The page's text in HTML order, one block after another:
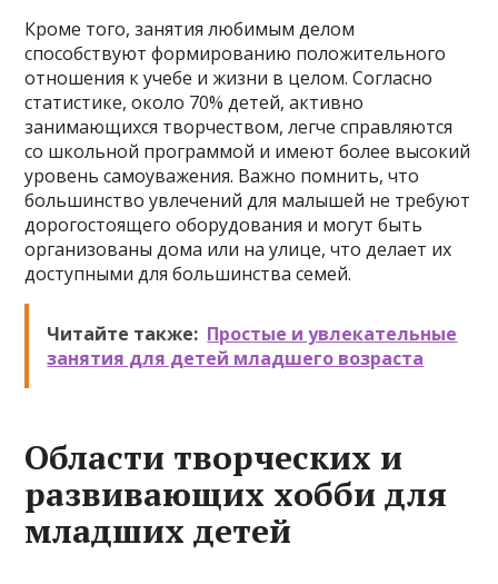
Кроме того, занятия любимым делом
способствуют формированию положительного
отношения к учебе и жизни в целом. Согласно
статистике, около 70% детей, активно
занимающихся творчеством, легче справляются
со школьной программой и имеют более высокий
уровень самоуважения. Важно помнить, что
большинство увлечений для малышей не требуют
дорогостоящего оборудования и могут быть
организованы дома или на улице, что делает их
доступными для большинства семей.
Читайте также: Простые и увлекательные
занятия для детей младшего возраста
Области творческих и
развивающих хобби для
младших детей